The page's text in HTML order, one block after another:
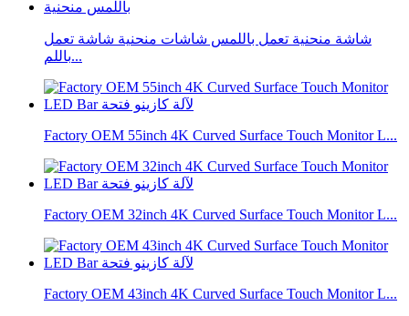
شاشة منحنية تعمل باللمس شاشات منحنية شاشة تعمل
باللم...
Factory OEM 55inch 4K Curved Surface Touch Monitor L...
Factory OEM 32inch 4K Curved Surface Touch Monitor L...
Factory OEM 43inch 4K Curved Surface Touch Monitor L...